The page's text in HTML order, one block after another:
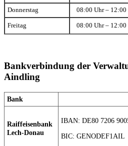
Donnerstag 08:00 Uhr – 12:00
Freitag 08:00 Uhr – 12:00
Bankverbindung der
Aindling
Bank
Raiffeisenbank
Lech-Donau
IBAN: DE80 7206
BIC: GENODEF1AIL